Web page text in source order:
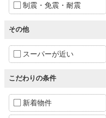
制震・免震・耐震
その他
スーパーが近い
こだわりの条件
新着物件